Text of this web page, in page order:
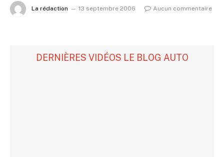
La rédaction 13 septembre 2006 Aucun commentaire
DERNIÈRES VIDÉOS LE BLOG AUTO